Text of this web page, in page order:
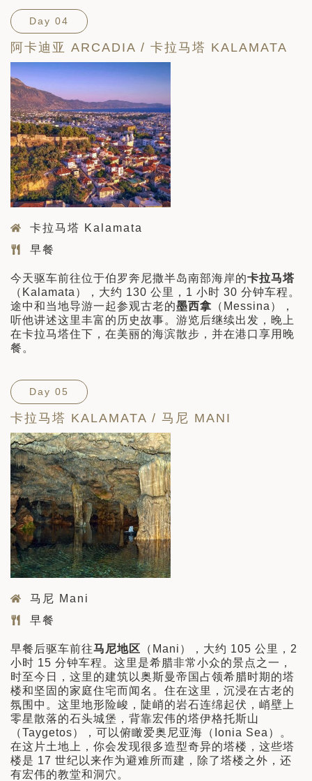
Day 04
阿卡迪亚 ARCADIA / 卡拉马塔 KALAMATA
卡拉马塔 Kalamata
早餐
今天驱车前往位于伯罗奔尼撒半岛南部海岸的卡拉马塔
（Kalamata），大约 130 公里，1 小时 30 分钟车程。
途中和当地导游一起参观古老的墨西拿 （Messina），
听他讲述这里丰富的历史故事。游览后继续出发，晚上
在卡拉马塔住下，在美丽的海滨散步，并在港口享用晚
餐。
Day 05
卡拉马塔 KALAMATA / 马尼 MANI
马尼 Mani
早餐
早餐后驱车前往马尼地区 （Mani），大约 105 公里，2
小时 15 分钟车程。这里是希腊非常小众的景点之一，
时至今日，这里的建筑以奥斯曼帝国占领希腊时期的塔
楼和坚固的家庭住宅而闻名。住在这里，沉浸在古老的
氛围中。这里地形险峻，陡峭的岩石连绵起伏，峭壁上
零星散落的石头城堡，背靠宏伟的塔伊格托斯山
（Taygetos），可以俯瞰爱奥尼亚海（Ionia Sea）。
在这片土地上，你会发现很多造型奇异的塔楼，这些塔
楼是 17 世纪以来作为避难所而建，除了塔楼之外，还
有宏伟的教堂和洞穴。